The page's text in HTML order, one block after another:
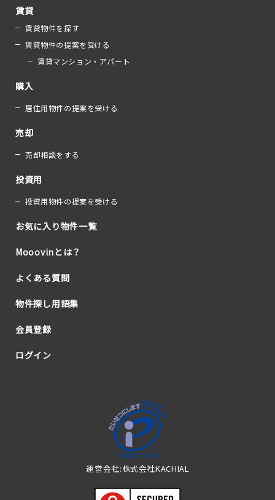
賃貸
賃貸物件を探す
賃貸物件の提案を受ける
賃貸マンション・アパート
購入
居住用物件の提案を受ける
売却
売却相談をする
投資用
投資用物件の提案を受ける
お気に入り物件一覧
Mooovinとは？
よくある質問
物件探し用語集
会員登録
ログイン
運営会社:株式会社KACHIAL